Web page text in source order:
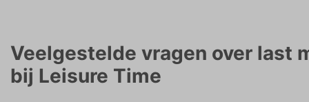
Veelgestelde vragen over last
bij Leisure Time